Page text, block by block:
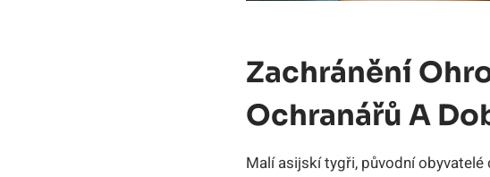
Zachránění⁣
Ochranářů A
Malí ‌asijskí tygři, původní